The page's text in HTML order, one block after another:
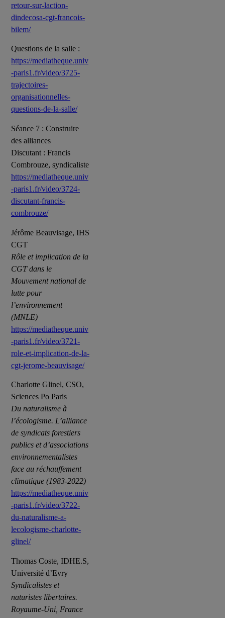
retour-sur-laction-
dindecosa-cgt-francois-
bilem/
Questions de la salle :
https://mediatheque.univ
-paris1.fr/video/3725-
trajectoires-
organisationnelles-
questions-de-la-salle/
Séance 7 : Construire
des alliances
Discutant : Francis
Combrouze, syndicaliste
https://mediatheque.univ
-paris1.fr/video/3724-
discutant-francis-
combrouze/
Jérôme Beauvisage, IHS
CGT
Rôle et implication de la
CGT dans le
Mouvement national de
lutte pour
l’environnement
(MNLE)
https://mediatheque.univ
-paris1.fr/video/3721-
role-et-implication-de-la-
cgt-jerome-beauvisage/
Charlotte Glinel, CSO,
Sciences Po Paris
Du naturalisme à
l’écologisme. L’alliance
de syndicats forestiers
publics et d’associations
environnementalistes
face au réchauffement
climatique (1983-2022)
https://mediatheque.univ
-paris1.fr/video/3722-
du-naturalisme-a-
lecologisme-charlotte-
glinel/
Thomas Coste, IDHE.S,
Université d’Evry
Syndicalistes et
naturistes libertaires.
Royaume-Uni, France